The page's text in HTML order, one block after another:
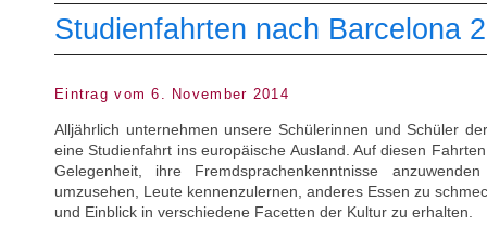
Studienfahrten nach Barcelona
Eintrag vom 6. November 2014
Alljährlich unternehmen unsere Schülerinnen und Schüler
eine Studienfahrt ins europäische Ausland. Auf diesen
Gelegenheit, ihre Fremdsprachenkenntnisse
umzusehen, Leute kennenzulernen, anderes Essen zu
und Einblick in verschiedene Facetten der Kultur zu erhalten.